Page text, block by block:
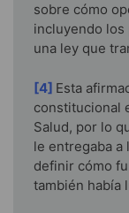
sobre cómo
incluyendo los
una ley que
[4] Esta
constitucional
Salud, por lo
le entregaba a
definir cómo
también había